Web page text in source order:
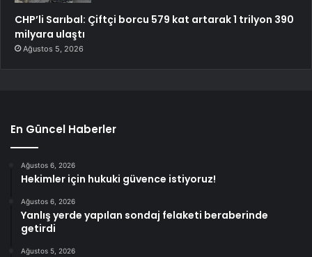
CHP’li Sarıbal: Çiftçi borcu 579 kat artarak 1 trilyon 390
milyara ulaştı
Ağustos 5, 2026
En Güncel Haberler
Ağustos 6, 2026
Hekimler için hukuki güvence istiyoruz!
Ağustos 6, 2026
Yanlış yerde yapılan sondaj felaketi beraberinde
getirdi
Ağustos 5, 2026